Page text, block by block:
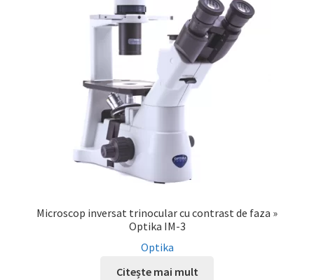
Microscop inversat trinocular cu contrast de faza »
Optika IM-3
Optika
Citește mai mult